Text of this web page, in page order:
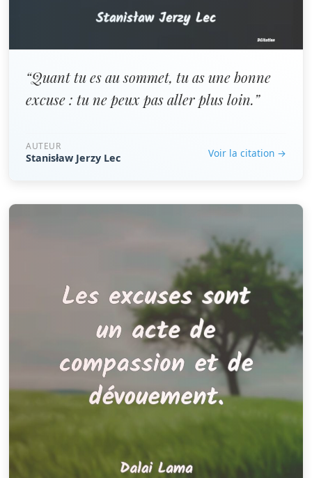
“Quant tu es au sommet, tu as une bonne
excuse : tu ne peux pas aller plus loin.”
AUTEUR
Stanisław Jerzy Lec Voir la citation →